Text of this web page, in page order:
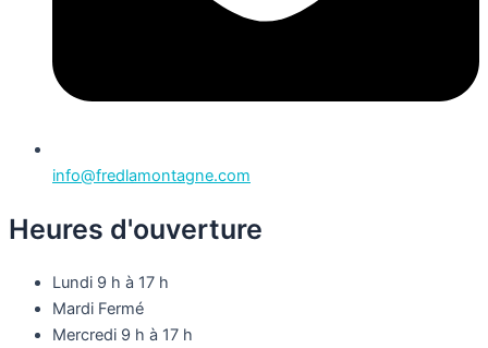
info@fredlamontagne.com
Heures d'ouverture
Lundi 9 h à 17 h
Mardi Fermé
Mercredi 9 h à 17 h